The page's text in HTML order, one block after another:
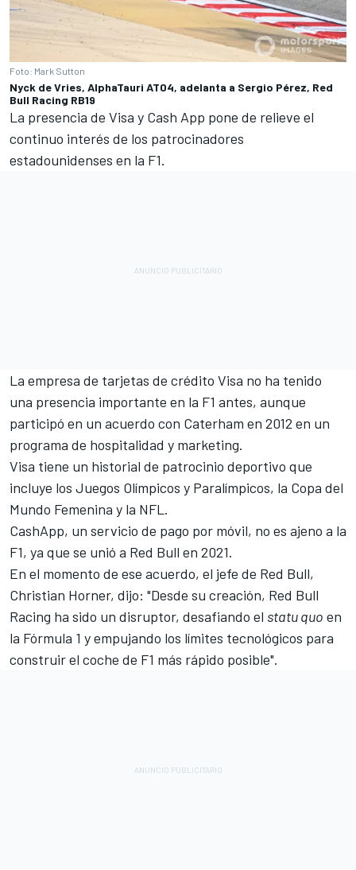
Foto: Mark Sutton
Nyck de Vries, AlphaTauri AT04, adelanta a Sergio Pérez, Red
Bull Racing RB19
La presencia de Visa y Cash App pone de relieve el
continuo interés de los patrocinadores
estadounidenses en la F1.
La empresa de tarjetas de crédito Visa no ha tenido
una presencia importante en la F1 antes, aunque
participó en un acuerdo con Caterham en 2012 en un
programa de hospitalidad y marketing.
Visa tiene un historial de patrocinio deportivo que
incluye los Juegos Olímpicos y Paralímpicos, la Copa del
Mundo Femenina y la NFL.
CashApp, un servicio de pago por móvil, no es ajeno a la
F1, ya que se unió a Red Bull en 2021.
En el momento de ese acuerdo, el jefe de Red Bull,
Christian Horner, dijo: "Desde su creación, Red Bull
Racing ha sido un disruptor, desafiando el statu quo en
la Fórmula 1 y empujando los límites tecnológicos para
construir el coche de F1 más rápido posible".